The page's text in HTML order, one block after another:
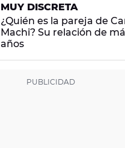
MUY DISCRETA
¿Quién es la pareja de
Machi? Su relación de
años